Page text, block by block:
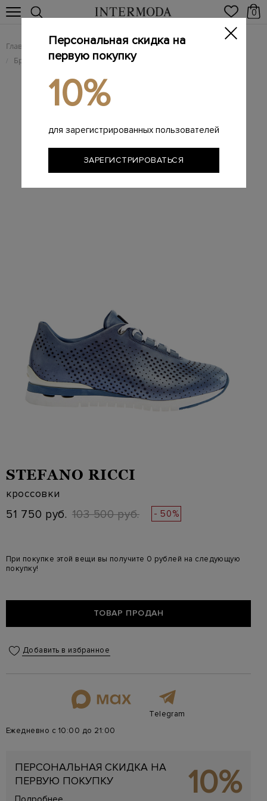
0
Главная Мужчинам / Брендовая мужская обувь
/ Брендовые мужские кроссовки
STEFANO RICCI
кроссовки
51 750 руб. 103 500 руб. - 50%
При покупке этой вещи вы получите 0 рублей на следующую
покупку!
ТОВАР ПРОДАН
Добавить в избранное
Telegram
Ежедневно с 10:00 до 21:00
ПЕРСОНАЛЬНАЯ СКИДКА НА
ПЕРВУЮ ПОКУПКУ
10%
Персональная скидка на
первую покупку
10%
для зарегистрированных пользователей
ЗАРЕГИСТРИРОВАТЬСЯ